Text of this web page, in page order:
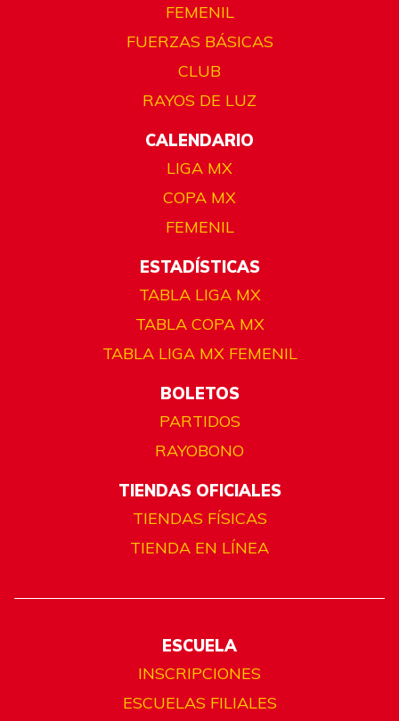
FEMENIL
FUERZAS BÁSICAS
CLUB
RAYOS DE LUZ
CALENDARIO
LIGA MX
COPA MX
FEMENIL
ESTADÍSTICAS
TABLA LIGA MX
TABLA COPA MX
TABLA LIGA MX FEMENIL
BOLETOS
PARTIDOS
RAYOBONO
TIENDAS OFICIALES
TIENDAS FÍSICAS
TIENDA EN LÍNEA
ESCUELA
INSCRIPCIONES
ESCUELAS FILIALES